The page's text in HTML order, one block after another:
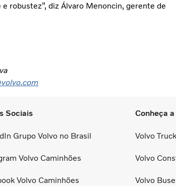
robustez”, diz Álvaro Menoncin, gerente de
Sociais
Grupo Volvo no Brasil
Volvo Caminhões
Volvo Caminhões
Conheça a
Volvo
Volvo
Volvo